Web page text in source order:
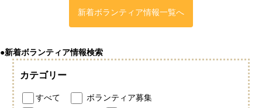
新着ボランティア情報一覧へ
●新着ボランティア情報検索
カテゴリー
すべて
ボランティア募集